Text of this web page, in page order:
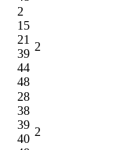
2
15
21
39
44
48
2
28
38
39
40
2